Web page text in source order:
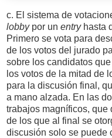
c. El sistema de
lobbypor un entryhasta
Primero se vota para
de los votos del jurado
sobre los candidatos
los votos de la mitad de
para la discusión final,
a mano alzada. En las
trabajos magníficos, que
de los que al final se
discusión solo se puede